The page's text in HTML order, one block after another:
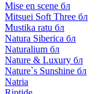
Mise en scene бл
Mitsuei Soft Three бл
Mustika ratu бл
Natura Siberica бл
Naturalium бл
Nature & Luxury бл
Nature`s Sunshine бл
Natria